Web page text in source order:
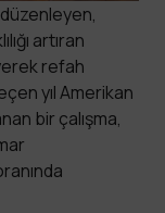
artıran
refah
yıl Amerikan
bir çalışma,